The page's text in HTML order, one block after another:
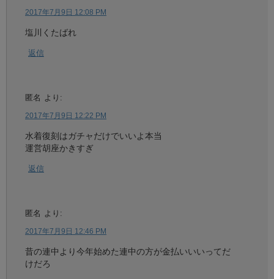
2017年7月9日 12:08 PM
塩川くたばれ
返信
匿名 より:
2017年7月9日 12:22 PM
水着復刻はガチャだけでいいよ本当
運営胡座かきすぎ
返信
匿名 より:
2017年7月9日 12:46 PM
昔の連中より今年始めた連中の方が金払いいいってだ
けだろ